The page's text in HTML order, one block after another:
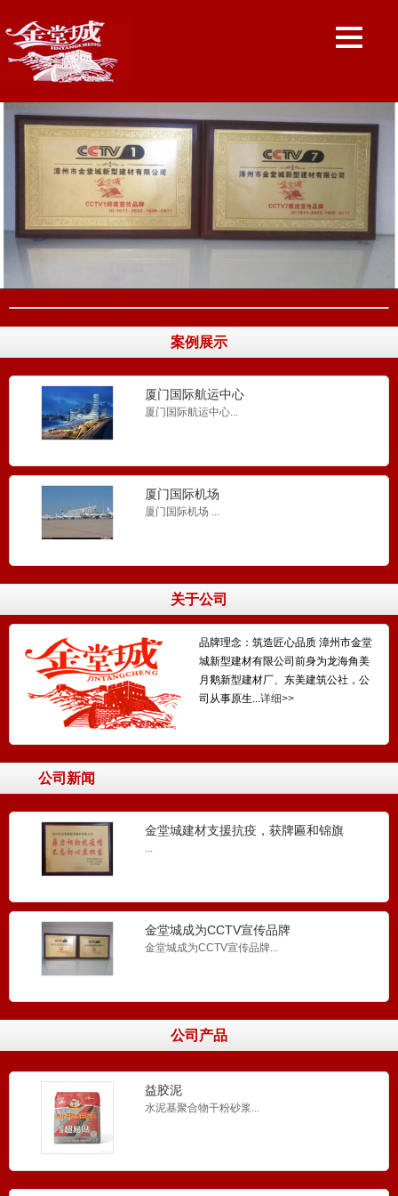
案例展示
厦门国际航运中心
厦门国际航运中心...
厦门国际机场
厦门国际机场 ...
关于公司
品牌理念：筑造匠心品质 漳州市金堂
城新型建材有限公司前身为龙海角美
月鹅新型建材厂、东美建筑公社，公
司从事原生...详细>>
公司新闻
金堂城建材支援抗疫，获牌匾和锦旗
...
金堂城成为CCTV宣传品牌
金堂城成为CCTV宣传品牌...
公司产品
找平砂浆
砌筑砂浆
益胶泥
水泥基聚合物干粉砂浆‌...